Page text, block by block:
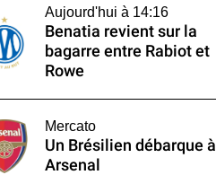
Aujourd'hui à 14:16
Benatia revient sur la
bagarre entre Rabiot et
Rowe
Mercato
Un Brésilien débarque à
Arsenal